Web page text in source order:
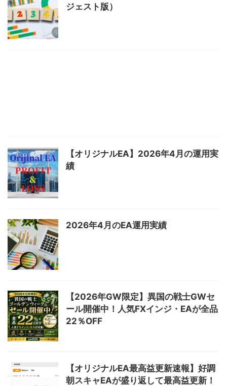
ジェスト版）
【オリジナルEA】2026年4月の運用実
績
2026年4月のEA運用実績
【2026年GW限定】異国の戦士GWセ
ール開催中！人気FXインジ・EAが全品
22％OFF
【オリジナルEA最高益更新速報】好調
朝スキャEAが盛り返して最高益更新！